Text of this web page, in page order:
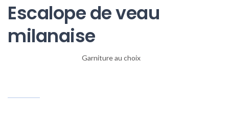
Escalope de veau
milanaise
Garniture au choix